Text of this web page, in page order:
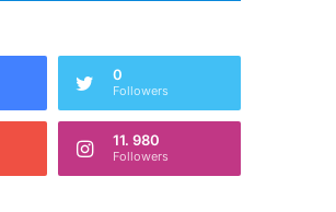
0
Followers
11. 980
Followers